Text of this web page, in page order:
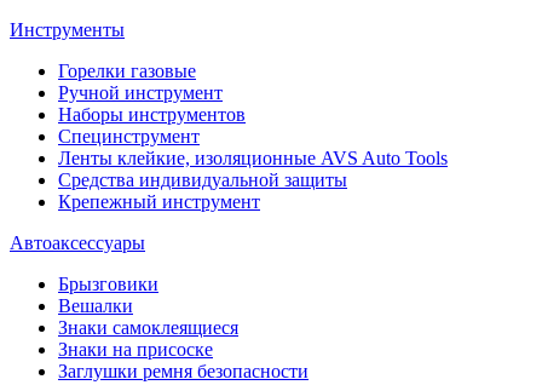
Инструменты
Горелки газовые
Ручной инструмент
Наборы инструментов
Специнструмент
Ленты клейкие, изоляционные AVS Auto Tools
Средства индивидуальной защиты
Крепежный инструмент
Автоаксессуары
Брызговики
Вешалки
Знаки самоклеящиеся
Знаки на присоске
Заглушки ремня безопасности